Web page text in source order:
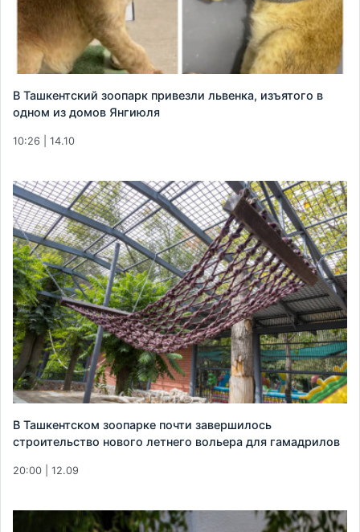
В Ташкентский зоопарк привезли львенка, изъятого в
одном из домов Янгиюля
10:26 | 14.10
В Ташкентском зоопарке почти завершилось
строительство нового летнего вольера для гамадрилов
20:00 | 12.09